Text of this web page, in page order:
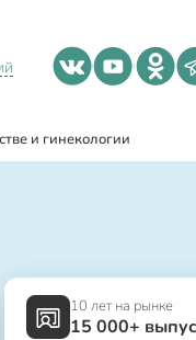
и гинекологии
10 лет на рынке
15 000+